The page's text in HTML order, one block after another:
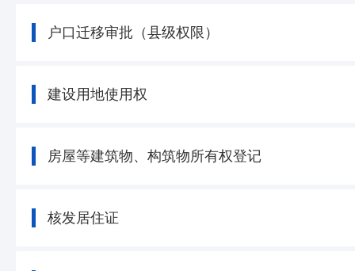
户口迁移审批（县级权限）
建设用地使用权
房屋等建筑物、构筑物所有权登记
核发居住证